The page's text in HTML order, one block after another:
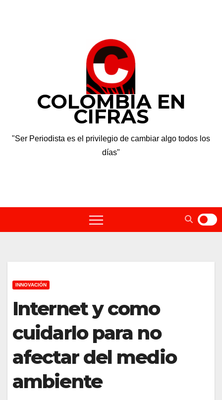
COLOMBIA EN
CIFRAS
"Ser Periodista es el privilegio de cambiar algo todos los
días"
INNOVACIÓN
Internet y como
cuidarlo para no
afectar del medio
ambiente